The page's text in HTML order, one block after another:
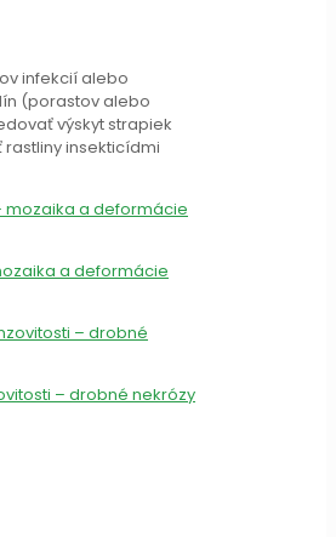
infekcií alebo
(porastov alebo
výskyt strapiek
insekticídmi
a deformácie
– drobné nekrózy